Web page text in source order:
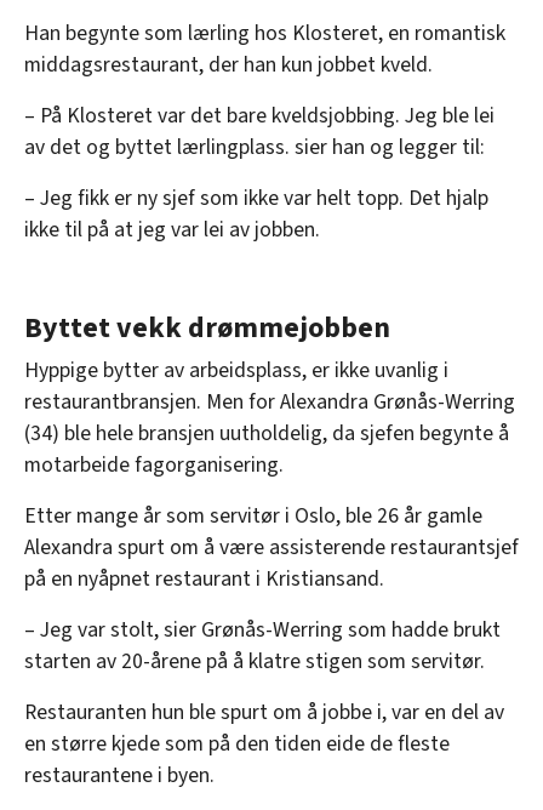
Han begynte som lærling hos Klosteret, en romantisk
middagsrestaurant, der han kun jobbet kveld.
– På Klosteret var det bare kveldsjobbing. Jeg ble lei
av det og byttet lærlingplass. sier han og legger til:
– Jeg fikk er ny sjef som ikke var helt topp. Det hjalp
ikke til på at jeg var lei av jobben.
Byttet vekk drømmejobben
Hyppige bytter av arbeidsplass, er ikke uvanlig i
restaurantbransjen. Men for Alexandra Grønås-Werring
(34) ble hele bransjen uutholdelig, da sjefen begynte å
motarbeide fagorganisering.
Etter mange år som servitør i Oslo, ble 26 år gamle
Alexandra spurt om å være assisterende restaurantsjef
på en nyåpnet restaurant i Kristiansand.
– Jeg var stolt, sier Grønås-Werring som hadde brukt
starten av 20-årene på å klatre stigen som servitør.
Restauranten hun ble spurt om å jobbe i, var en del av
en større kjede som på den tiden eide de fleste
restaurantene i byen.